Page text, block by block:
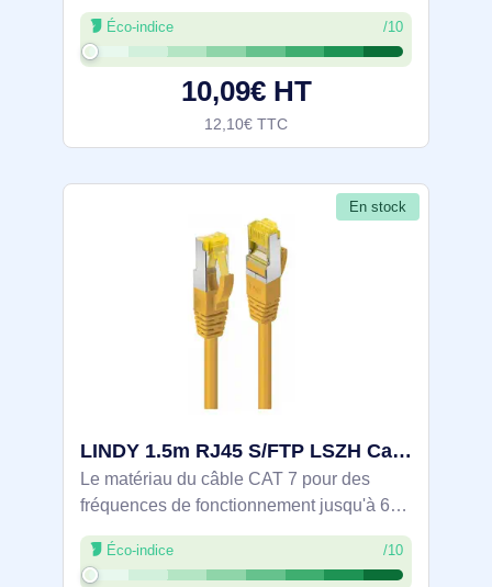
Éco-indice /10
10,09€ HT
12,10€ TTC
En stock
LINDY 1.5m RJ45 S/FTP LSZH Cable Yellow - 47659
Le matériau du câble CAT 7 pour des
fréquences de fonctionnement jusqu'à 600
MHz avec un blindage tressé total et un
blindage par feuille à fil unique (S/FTP) a
Éco-indice /10